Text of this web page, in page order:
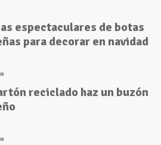
espectaculares de botas
para decorar en navidad
reciclado haz un buzón